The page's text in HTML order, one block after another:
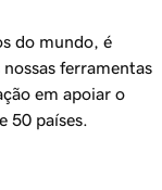
do mundo, é
ferramentas
em apoiar o
50 países.